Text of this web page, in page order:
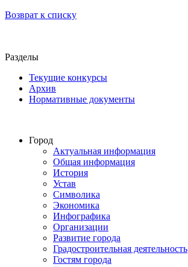
Возврат к списку
Разделы
Текущие конкурсы
Архив
Нормативные документы
Город
Актуальная информация
Общая информация
История
Устав
Символика
Экономика
Инфографика
Организации
Развитие города
Градостроительная деятельность
Гостям города